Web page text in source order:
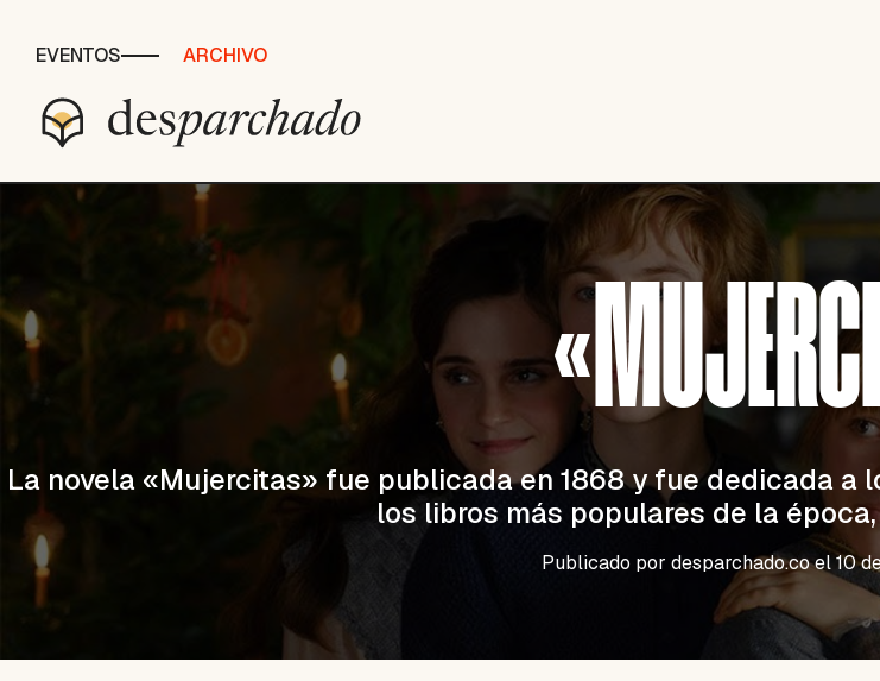
EVENTOS ARCHIVO
La novela «Mujercitas» fue publicada en 1868 y fue dedicada a
los libros más populares de la
Publicado por desparchado.coel 10